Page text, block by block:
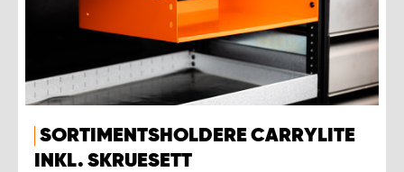
SORTIMENTSHOLDERE CARRYLITE
INKL. SKRUESETT